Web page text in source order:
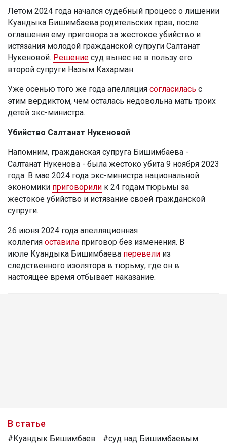
Летом 2024 года начался судебный процесс о лишении
Куандыка Бишимбаева родительских прав, после
оглашения ему приговора за жестокое убийство и
истязания молодой гражданской супруги Салтанат
Нукеновой. Решение суд вынес не в пользу его
второй супруги Назым Кахарман.
Уже осенью того же года апелляция согласилась с
этим вердиктом, чем осталась недовольна мать троих
детей экс-министра.
Убийство Салтанат Нукеновой
Напомним, гражданская супруга Бишимбаева -
Салтанат Нукенова - была жестоко убита 9 ноября 2023
года. В мае 2024 года экс-министра национальной
экономики приговорили к 24 годам тюрьмы за
жестокое убийство и истязание своей гражданской
супруги.
26 июня 2024 года апелляционная
коллегия оставила приговор без изменения. В
июле Куандыка Бишимбаева перевели из
следственного изолятора в тюрьму, где он в
настоящее время отбывает наказание.
В статье
#Куандык Бишимбаев #суд над Бишимбаевым